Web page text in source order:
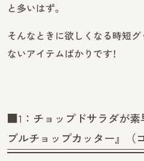
と多いはず。
そんなときに欲しくなる時短
ないアイテムばかりです！
■1：チョップドサラダが素
ブルチョップカッター』（